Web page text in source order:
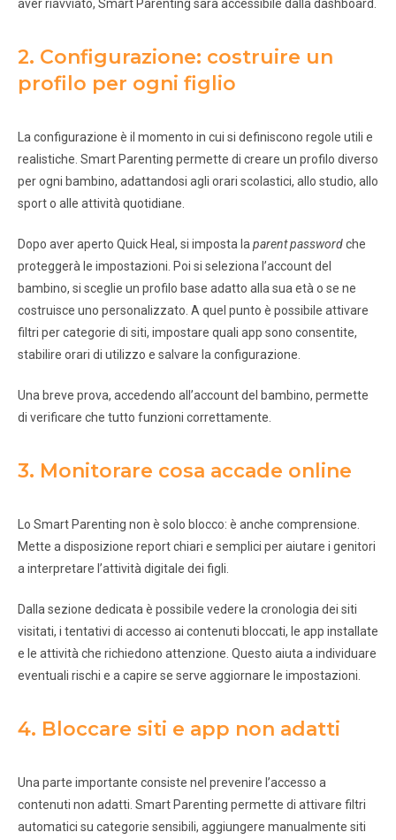
aver riavviato, Smart Parenting sarà accessibile dalla dashboard.
2. Configurazione: costruire un
profilo per ogni figlio
La configurazione è il momento in cui si definiscono regole utili e
realistiche. Smart Parenting permette di creare un profilo diverso
per ogni bambino, adattandosi agli orari scolastici, allo studio, allo
sport o alle attività quotidiane.
Dopo aver aperto Quick Heal, si imposta la parent passwordche
proteggerà le impostazioni. Poi si seleziona l’account del
bambino, si sceglie un profilo base adatto alla sua età o se ne
costruisce uno personalizzato. A quel punto è possibile attivare
filtri per categorie di siti, impostare quali app sono consentite,
stabilire orari di utilizzo e salvare la configurazione.
Una breve prova, accedendo all’account del bambino, permette
di verificare che tutto funzioni correttamente.
3. Monitorare cosa accade online
Lo Smart Parenting non è solo blocco: è anche comprensione.
Mette a disposizione report chiari e semplici per aiutare i genitori
a interpretare l’attività digitale dei figli.
Dalla sezione dedicata è possibile vedere la cronologia dei siti
visitati, i tentativi di accesso ai contenuti bloccati, le app installate
e le attività che richiedono attenzione. Questo aiuta a individuare
eventuali rischi e a capire se serve aggiornare le impostazioni.
4. Bloccare siti e app non adatti
Una parte importante consiste nel prevenire l’accesso a
contenuti non adatti. Smart Parenting permette di attivare filtri
automatici su categorie sensibili, aggiungere manualmente siti